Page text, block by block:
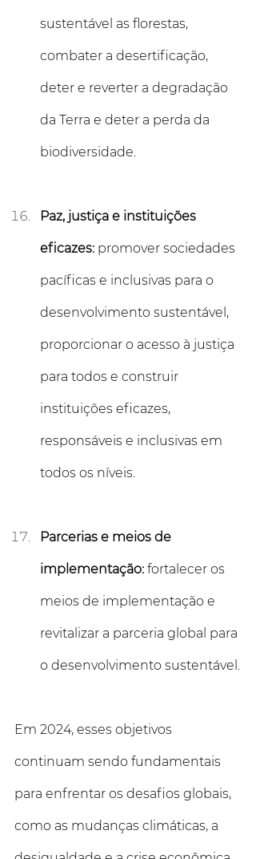
sustentável as florestas,
combater a desertificação,
deter e reverter a degradação
da Terra e deter a perda da
biodiversidade.
Paz, justiça e instituições
eficazes: promover sociedades
pacíficas e inclusivas para o
desenvolvimento sustentável,
proporcionar o acesso à justiça
para todos e construir
instituições eficazes,
responsáveis e inclusivas em
todos os níveis.
Parcerias e meios de
implementação: fortalecer os
meios de implementação e
revitalizar a parceria global para
o desenvolvimento sustentável.
Em 2024, esses objetivos
continuam sendo fundamentais
para enfrentar os desafios globais,
como as mudanças climáticas, a